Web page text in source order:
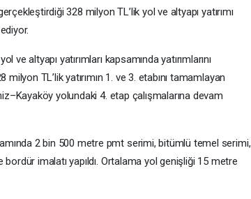
328 milyon TL’lik yol ve altyapı yatırımı
altyapı yatırımları kapsamında yatırımlarını
TL’lik yatırımın 1. ve 3. etabını tamamlayan
yolundaki 4. etap çalışmalarına devam
2 bin 500 metre pmt serimi, bitümlü temel serimi,
imalatı yapıldı. Ortalama yol genişliği 15 metre